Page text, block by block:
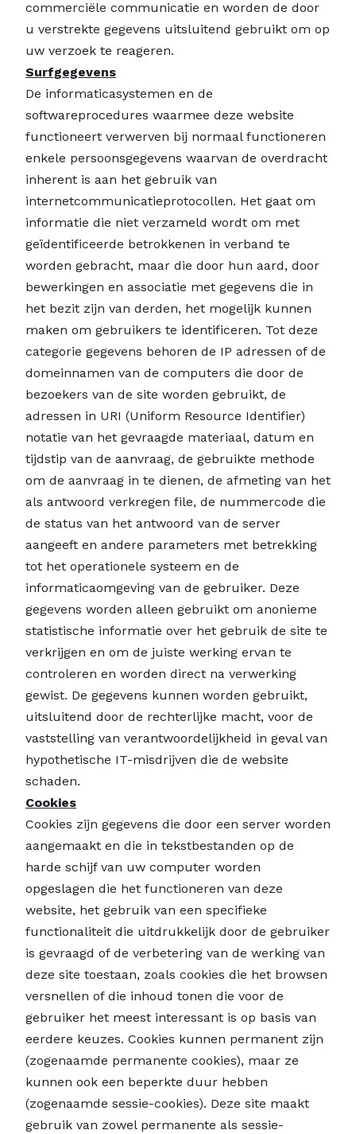
commerciële communicatie en worden de door
u verstrekte gegevens uitsluitend gebruikt om op
uw verzoek te reageren.
Surfgegevens
De informaticasystemen en de
softwareprocedures waarmee deze website
functioneert verwerven bij normaal functioneren
enkele persoonsgegevens waarvan de overdracht
inherent is aan het gebruik van
internetcommunicatieprotocollen. Het gaat om
informatie die niet verzameld wordt om met
geïdentificeerde betrokkenen in verband te
worden gebracht, maar die door hun aard, door
bewerkingen en associatie met gegevens die in
het bezit zijn van derden, het mogelijk kunnen
maken om gebruikers te identificeren. Tot deze
categorie gegevens behoren de IP adressen of de
domeinnamen van de computers die door de
bezoekers van de site worden gebruikt, de
adressen in URI (Uniform Resource Identifier)
notatie van het gevraagde materiaal, datum en
tijdstip van de aanvraag, de gebruikte methode
om de aanvraag in te dienen, de afmeting van het
als antwoord verkregen file, de nummercode die
de status van het antwoord van de server
aangeeft en andere parameters met betrekking
tot het operationele systeem en de
informaticaomgeving van de gebruiker. Deze
gegevens worden alleen gebruikt om anonieme
statistische informatie over het gebruik de site te
verkrijgen en om de juiste werking ervan te
controleren en worden direct na verwerking
gewist. De gegevens kunnen worden gebruikt,
uitsluitend door de rechterlijke macht, voor de
vaststelling van verantwoordelijkheid in geval van
hypothetische IT-misdrijven die de website
schaden.
Cookies
Cookies zijn gegevens die door een server worden
aangemaakt en die in tekstbestanden op de
harde schijf van uw computer worden
opgeslagen die het functioneren van deze
website, het gebruik van een specifieke
functionaliteit die uitdrukkelijk door de gebruiker
is gevraagd of de verbetering van de werking van
deze site toestaan, zoals cookies die het browsen
versnellen of die inhoud tonen die voor de
gebruiker het meest interessant is op basis van
eerdere keuzes. Cookies kunnen permanent zijn
(zogenaamde permanente cookies), maar ze
kunnen ook een beperkte duur hebben
(zogenaamde sessie-cookies). Deze site maakt
gebruik van zowel permanente als sessie-